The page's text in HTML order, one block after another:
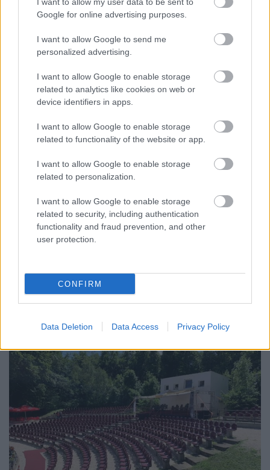
Google for online advertising purposes.
I want to allow Google to send me
personalized advertising.
I want to allow Google to enable storage
related to analytics like cookies on web or
device identifiers in apps.
I want to allow Google to enable storage
related to functionality of the website or app.
I want to allow Google to enable storage
related to personalization.
I want to allow Google to enable storage
related to security, including authentication
functionality and fraud prevention, and other
user protection.
CONFIRM
Data Deletion Data Access Privacy Policy
Kaszás Attila-díj - elindult a
közönségszavazás
2020. június 23.
Csankó Zoltánra (Győri Nemzeti Színház), Földes
Tamásra (Budapesti Operettszínház) és ...